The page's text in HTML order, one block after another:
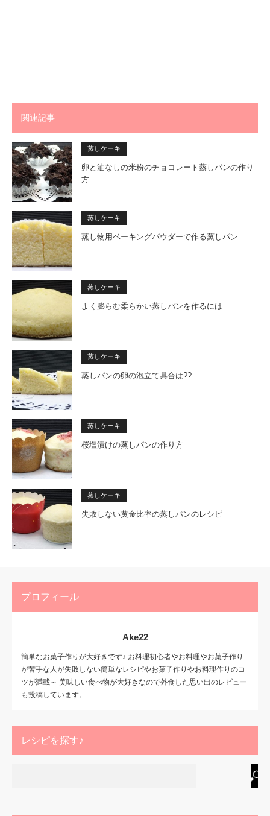
関連記事
蒸しケーキ
卵と油なしの米粉のチョコレート蒸しパンの作り
方
蒸しケーキ
蒸し物用ベーキングパウダーで作る蒸しパン
蒸しケーキ
よく膨らむ柔らかい蒸しパンを作るには
蒸しケーキ
蒸しパンの卵の泡立て具合は??
蒸しケーキ
桜塩漬けの蒸しパンの作り方
蒸しケーキ
失敗しない黄金比率の蒸しパンのレシピ
プロフィール
Ake22
簡単なお菓子作りが大好きです♪ お料理初心者やお料理やお菓子作り
が苦手な人が失敗しない簡単なレシピやお菓子作りやお料理作りのコ
ツが満載～ 美味しい食べ物が大好きなので外食した思い出のレビュー
も投稿しています。
レシピを探す♪